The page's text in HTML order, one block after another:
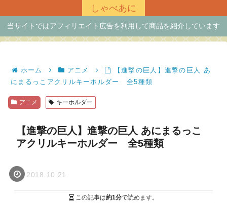
しゃべあに
当サイトではアフィリエイト広告を利用して商品を紹介しています
ホーム アニメ
【進撃の巨人】進撃の巨人 あ
にまるっこアクリルキーホルダー 全5種類
アニメ キーホルダー
【進撃の巨人】進撃の巨人 あにまるっこ
アクリルキーホルダー 全5種類
2018.10.21
この記事は約1分で読めます。